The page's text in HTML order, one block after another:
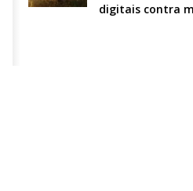
digitais contra